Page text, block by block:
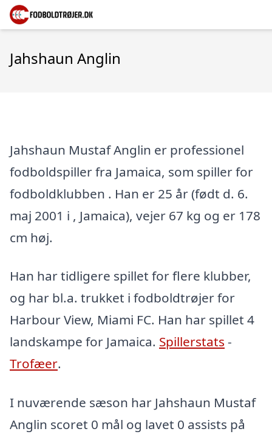
Jahshaun Anglin
Jahshaun Mustaf Anglin er professionel
fodboldspiller fra Jamaica, som spiller for
fodboldklubben . Han er 25 år (født d. 6.
maj 2001 i , Jamaica), vejer 67 kg og er 178
cm høj.
Han har tidligere spillet for flere klubber,
og har bl.a. trukket i fodboldtrøjer for
Harbour View, Miami FC. Han har spillet 4
landskampe for Jamaica. Spillerstats -
Trofæer.
I nuværende sæson har Jahshaun Mustaf
Anglin scoret 0 mål og lavet 0 assists på